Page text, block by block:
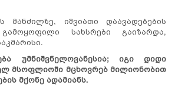
იშვიათი დაავადებების
გამოყოფილი სახსრები გაიზარდა,
უმნიშვნელოვანესია; იგი დიდი
მსოფლიოში მცხოვრებ მილიონობით
მქონე ადამიანს.